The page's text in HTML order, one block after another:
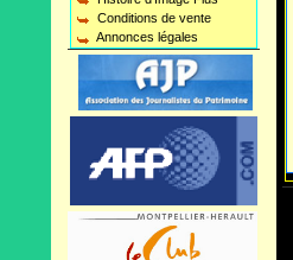
Conditions de vente
Annonces légales